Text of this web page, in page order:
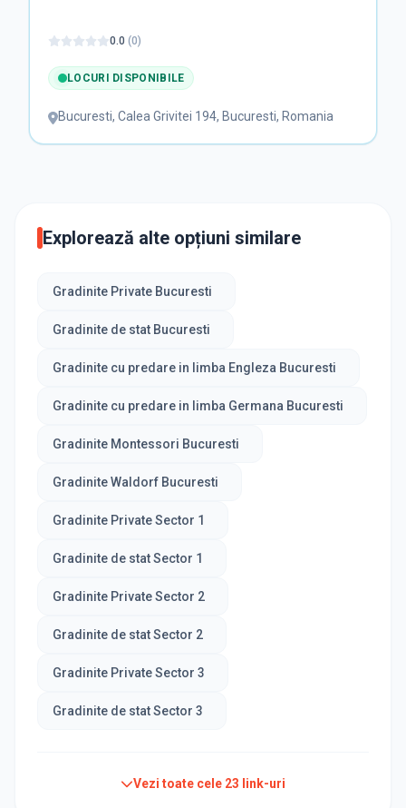
0.0 (0)
LOCURI DISPONIBILE
Bucuresti, Calea Grivitei 194, Bucuresti, Romania
Explorează alte opțiuni similare
Gradinite Private Bucuresti
Gradinite de stat Bucuresti
Gradinite cu predare in limba Engleza Bucuresti
Gradinite cu predare in limba Germana Bucuresti
Gradinite Montessori Bucuresti
Gradinite Waldorf Bucuresti
Gradinite Private Sector 1
Gradinite de stat Sector 1
Gradinite Private Sector 2
Gradinite de stat Sector 2
Gradinite Private Sector 3
Gradinite de stat Sector 3
Vezi toate cele 23 link-uri